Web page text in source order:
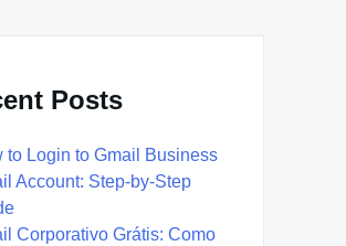
Posts
to Login to Gmail Business
Account: Step-by-Step
Corporativo Grátis: Como